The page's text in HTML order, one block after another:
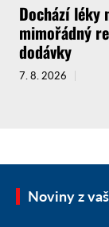
Dochází léky
mimořádný
dodávky
7. 8. 2026
Noviny z